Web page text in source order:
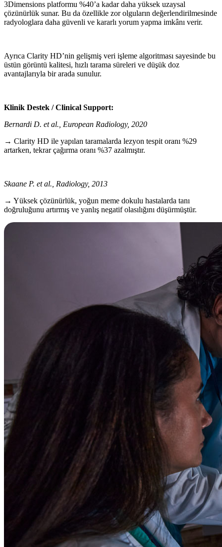
3Dimensions platformu %40’a kadar daha yüksek uzaysal
çözünürlük sunar. Bu da özellikle zor olguların değerlendirilmesinde
radyologlara daha güvenli ve kararlı yorum yapma imkânı verir.
Ayrıca Clarity HD’nin gelişmiş veri işleme algoritması sayesinde bu
üstün görüntü kalitesi, hızlı tarama süreleri ve düşük doz
avantajlarıyla bir arada sunulur.
Klinik Destek / Clinical Support:
Bernardi D. et al., European Radiology, 2020
→ Clarity HD ile yapılan taramalarda lezyon tespit oranı %29
artarken, tekrar çağırma oranı %37 azalmıştır.
Skaane P. et al., Radiology, 2013
→ Yüksek çözünürlük, yoğun meme dokulu hastalarda tanı
doğruluğunu artırmış ve yanlış negatif olasılığını düşürmüştür.